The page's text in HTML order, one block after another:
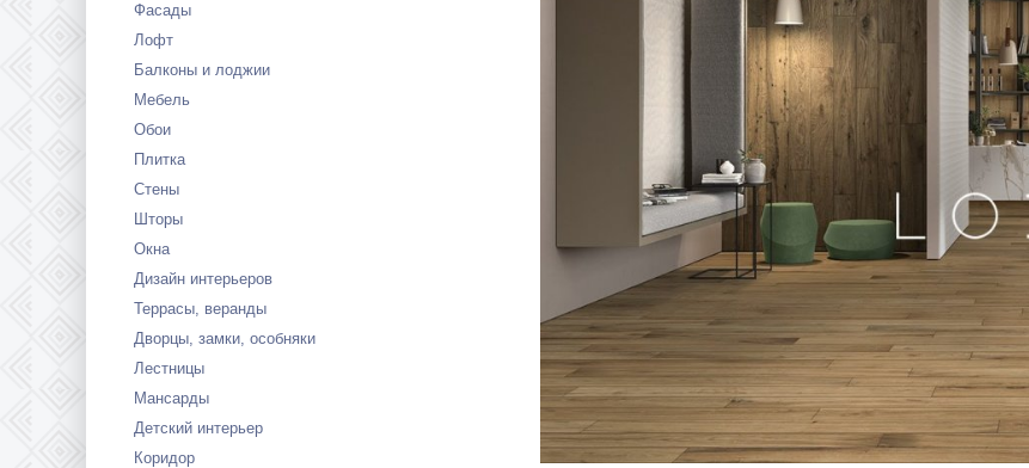
Фасады
Лофт
Балконы и лоджии
Мебель
Обои
Плитка
Стены
Шторы
Окна
Дизайн интерьеров
Террасы, веранды
Дворцы, замки, особняки
Лестницы
Мансарды
Детский интерьер
Коридор